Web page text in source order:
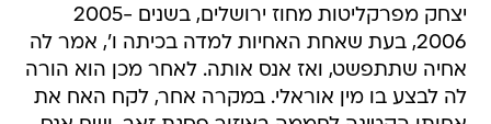
יצחק מפרקליטות מחוז ירושלים, בשנים 2005-
2006, בעת שאחת האחיות למדה בכיתה ו', אמר לה
אחיה שתתפשט, ואז אנס אותה. לאחר מכן הוא הורה
לה לבצע בו מין אוראלי. במקרה אחר, לקח האח את